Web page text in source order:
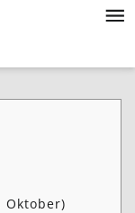
Oktober)